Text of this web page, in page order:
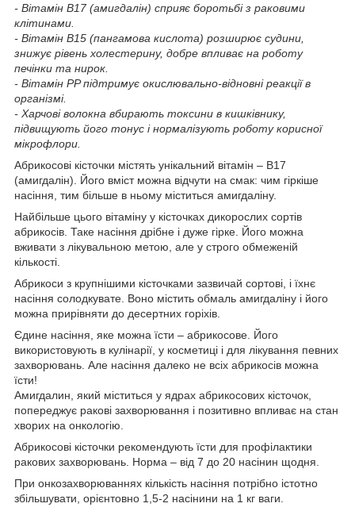
- Вітамін B17 (амигдалін) сприяє боротьбі з раковими
клітинами.
- Вітамін B15 (пангамова кислота) розширює судини,
знижує рівень холестерину, добре впливає на роботу
печінки та нирок.
- Вітамін PP підтримує окислювально-відновні реакції в
організмі.
- Харчові волокна вбирають токсини в кишківнику,
підвищують його тонус і нормалізують роботу корисної
мікрофлори.
Абрикосові кісточки містять унікальний вітамін – В17
(амигдалін). Його вміст можна відчути на смак: чим гіркіше
насіння, тим більше в ньому міститься амигдаліну.
Найбільше цього вітаміну у кісточках дикорослих сортів
абрикосів. Таке насіння дрібне і дуже гірке. Його можна
вживати з лікувальною метою, але у строго обмеженій
кількості.
Абрикоси з крупнішими кісточками зазвичай сортові, і їхнє
насіння солодкувате. Воно містить обмаль амигдаліну і його
можна прирівняти до десертних горіхів.
Єдине насіння, яке можна їсти – абрикосове. Його
використовують в кулінарії, у косметиці і для лікування певних
захворювань. Але насіння далеко не всіх абрикосів можна
їсти!
Амигдалин, який міститься у ядрах абрикосових кісточок,
попереджує ракові захворювання і позитивно впливає на стан
хворих на онкологію.
Абрикосові кісточки рекомендують їсти для профілактики
ракових захворювань. Норма – від 7 до 20 насінин щодня.
При онкозахворюваннях кількість насіння потрібно істотно
збільшувати, орієнтовно 1,5-2 насінини на 1 кг ваги.